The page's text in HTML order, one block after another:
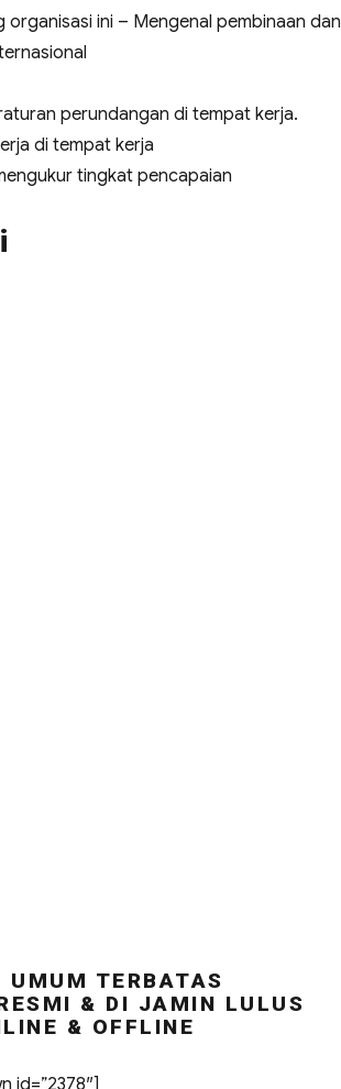
ini – Mengenal pembinaan dan
perundangan di tempat kerja.
di tempat kerja
tingkat pencapaian
TERBATAS
& DI JAMIN LULUS
& OFFLINE
id=”2378″]